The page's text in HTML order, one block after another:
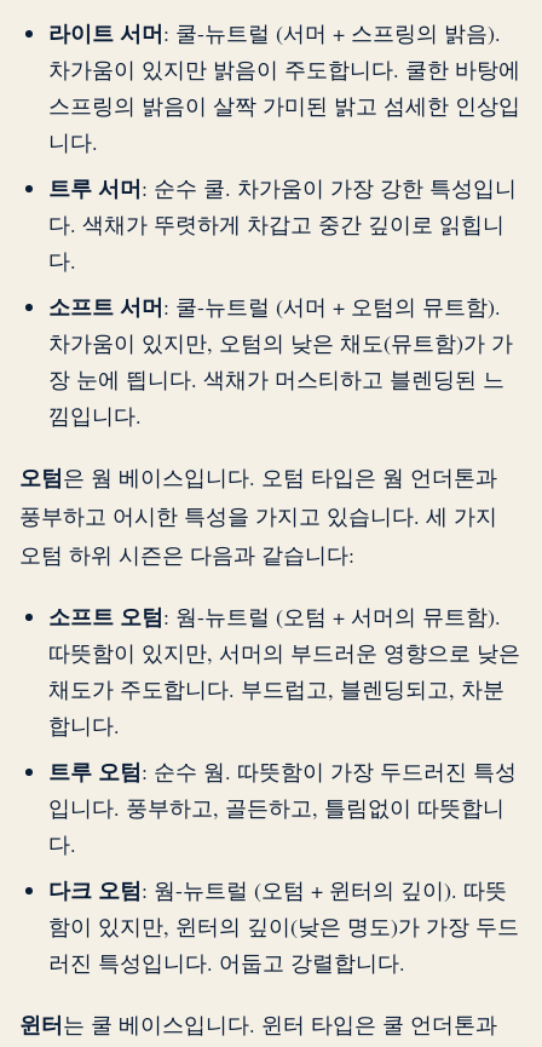
라이트 서머: 쿨-뉴트럴 (서머 + 스프링의 밝음).
차가움이 있지만 밝음이 주도합니다. 쿨한 바탕에
스프링의 밝음이 살짝 가미된 밝고 섬세한 인상입
니다.
트루 서머: 순수 쿨. 차가움이 가장 강한 특성입니
다. 색채가 뚜렷하게 차갑고 중간 깊이로 읽힙니
다.
소프트 서머: 쿨-뉴트럴 (서머 + 오텀의 뮤트함).
차가움이 있지만, 오텀의 낮은 채도(뮤트함)가 가
장 눈에 띕니다. 색채가 머스티하고 블렌딩된 느
낌입니다.
오텀은 웜 베이스입니다. 오텀 타입은 웜 언더톤과
풍부하고 어시한 특성을 가지고 있습니다. 세 가지
오텀 하위 시즌은 다음과 같습니다:
소프트 오텀: 웜-뉴트럴 (오텀 + 서머의 뮤트함).
따뜻함이 있지만, 서머의 부드러운 영향으로 낮은
채도가 주도합니다. 부드럽고, 블렌딩되고, 차분
합니다.
트루 오텀: 순수 웜. 따뜻함이 가장 두드러진 특성
입니다. 풍부하고, 골든하고, 틀림없이 따뜻합니
다.
다크 오텀: 웜-뉴트럴 (오텀 + 윈터의 깊이). 따뜻
함이 있지만, 윈터의 깊이(낮은 명도)가 가장 두드
러진 특성입니다. 어둡고 강렬합니다.
윈터는 쿨 베이스입니다. 윈터 타입은 쿨 언더톤과